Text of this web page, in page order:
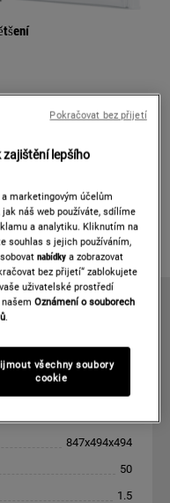
Informačním listem výrobku
847x494x494
50
1.5
zajištění lepšího
marketingovým účelům
náš web používáte, sdílíme
a analytiku. Kliknutím na
souhlas s jejich používáním,
nabídky a zobrazovat
bez přijetí“ zablokujete
uživatelské prostředí
našemOznámení o souborech
.
všechny soubory
cookie
Pokračovat bez přijetí